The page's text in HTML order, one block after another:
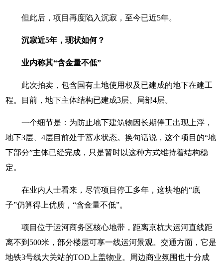
但此后，项目再度陷入沉寂，至今已近5年。
沉寂近5年，现状如何？
业内称其“含金量不低”
此次拍卖，包含国有土地使用权及已建成的地下在建工
程。目前，地下主体结构已建成3层、局部4层。
一个细节是：为防止地下建筑物因长期停工出现上浮，
地下3层、4层目前处于蓄水状态。换句话说，这个项目的“地
下部分”主体已经完成，只是暂时以这种方式维持着结构稳
定。
在业内人士看来，尽管项目停工多年，这块地的“底
子”仍算得上优质，“含金量不低”。
项目位于运河商务区核心地带，距离京杭大运河直线距
离不到500米，部分楼层可享一线运河景观。交通方面，它是
地铁3号线大关站的TOD上盖物业。周边商业氛围也十分成